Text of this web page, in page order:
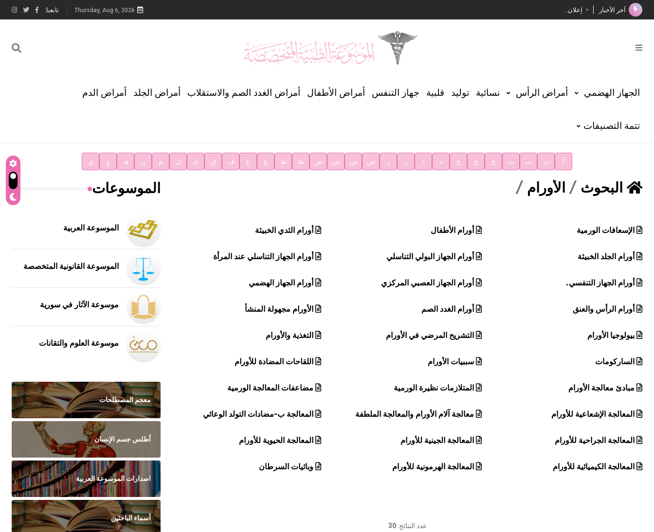
آخر الأخبار إعلان..
توصيات مجلس الإدارة
الأستاذ إياد خالد الطباع مدير عام لهيئة الموسوعة العربية
Thursday, Aug 6, 2026 تابعنا:
الجهاز الهضمي أمراض الرأس نسائية توليد قلبية جهاز التنفس أمراض الأطفال أمراض الغدد الصم والاستقلاب أمراض الجلد أمراض الدم
تتمة التصنيفات
ب ت ث ج ح خ د ذ ر ز س ش ص ض ط ظ ع غ ف ق ك ل م ن هـ و ي
البحوث الأورام
الإسعافات الورمية أورام الأطفال أورام الثدي الخبيثة
أورام الجلد الخبيثة أورام الجهاز البولي التناسلي أورام الجهاز التناسلي عند المرأة
أورام الجهاز التنفسي. أورام الجهاز العصبي المركزي أورام الجهاز الهضمي
أورام الرأس والعنق أورام الغدد الصم الأورام مجهولة المنشأ
بيولوجيا الأورام التشريح المرضي في الأورام التغذية والأورام
الساركومات سببيات الأورام اللقاحات المضادة للأورام
مبادئ معالجة الأورام المتلازمات نظيرة الورمية مضاعفات المعالجة الورمية
المعالجة الإشعاعية للأورام معالجة آلام الأورام والمعالجة الملطفة المعالجة ب-مضادات التولد الوعائي
المعالجة الجراحية للأورام المعالجة الجينية للأورام المعالجة الحيوية للأورام
المعالجة الكيميائية للأورام المعالجة الهرمونية للأورام وبائيات السرطان
عدد النتائج:30
الموسوعات
الموسوعة العربية
الموسوعة القانونية المتخصصة
موسوعة الآثار في سورية
موسوعة العلوم والتقانات
معجم المصطلحات
أطلس جسم الإنسان
اصدارات الموسوعة العربية
أسماء الباحثين